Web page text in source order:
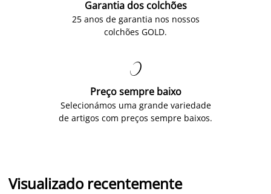
Garantia dos colchões
25 anos de garantia nos nossos
colchões GOLD.

Preço sempre baixo
Selecionámos uma grande variedade
de artigos com preços sempre baixos.
Visualizado recentemente